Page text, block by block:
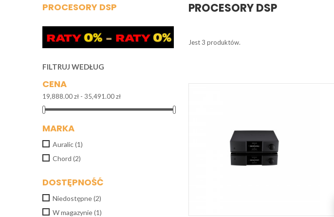
PROCESORY DSP
FILTRUJ WEDŁUG
CENA
19,888.00 zł - 35,491.00 zł
MARKA
Auralic(1)
Chord (2)
DOSTĘPNOŚĆ
Niedostępne(2)
W magazynie(1)
PROCESORY DSP
Jest 3 produktów.